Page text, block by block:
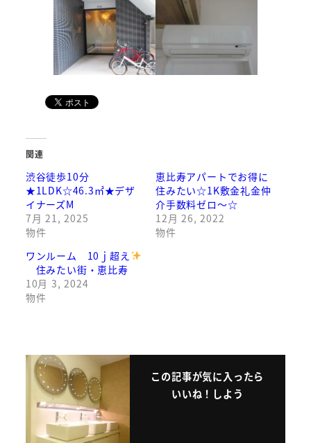
関連
渋谷徒歩10分
★1LDK☆46.3㎡★デザ
イナーズM
7月 21, 2025
物件
恵比寿アパートでお得に
住みたい☆1K敷金礼金仲
介手数料ゼロ～☆
12月 26, 2022
物件
ワンルーム 10ｊ超え
住みたい街・恵比寿
10月 3, 2024
物件
この記事が気に入ったら
いいね！しよう